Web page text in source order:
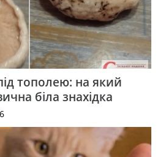
тополею: на який
біла знахідка